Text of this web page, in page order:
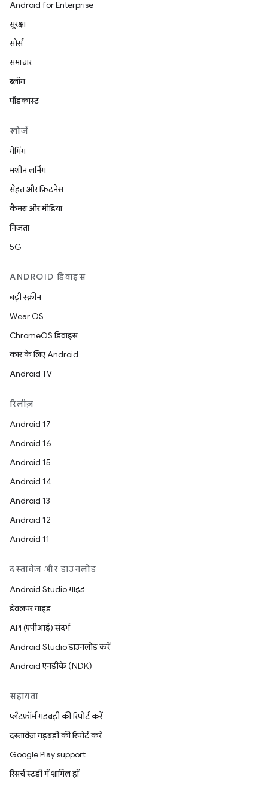
Android for Enterprise
सुरक्षा
सोर्स
समाचार
ब्लॉग
पॉडकास्ट
खोजें
गेमिंग
मशीन लर्निंग
सेहत और फ़िटनेस
कैमरा और मीडिया
निजता
5G
ANDROID डिवाइस
बड़ी स्क्रीन
Wear OS
ChromeOS डिवाइस
कार के लिए Android
Android TV
रिलीज़
Android 17
Android 16
Android 15
Android 14
Android 13
Android 12
Android 11
दस्तावेज़ और डाउनलोड
Android Studio गाइड
डेवलपर गाइड
API (एपीआई) संदर्भ
Android Studio डाउनलोड करें
Android एनडीके (NDK)
सहायता
प्लैटफ़ॉर्म गड़बड़ी की रिपोर्ट करें
दस्तावेज़ गड़बड़ी की रिपोर्ट करें
Google Play support
रिसर्च स्टडी में शामिल हों